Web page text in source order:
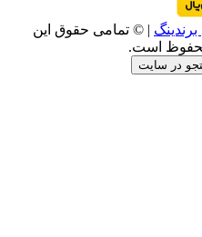
| © تمامی حقوق این
محفوظ است.
در سایت